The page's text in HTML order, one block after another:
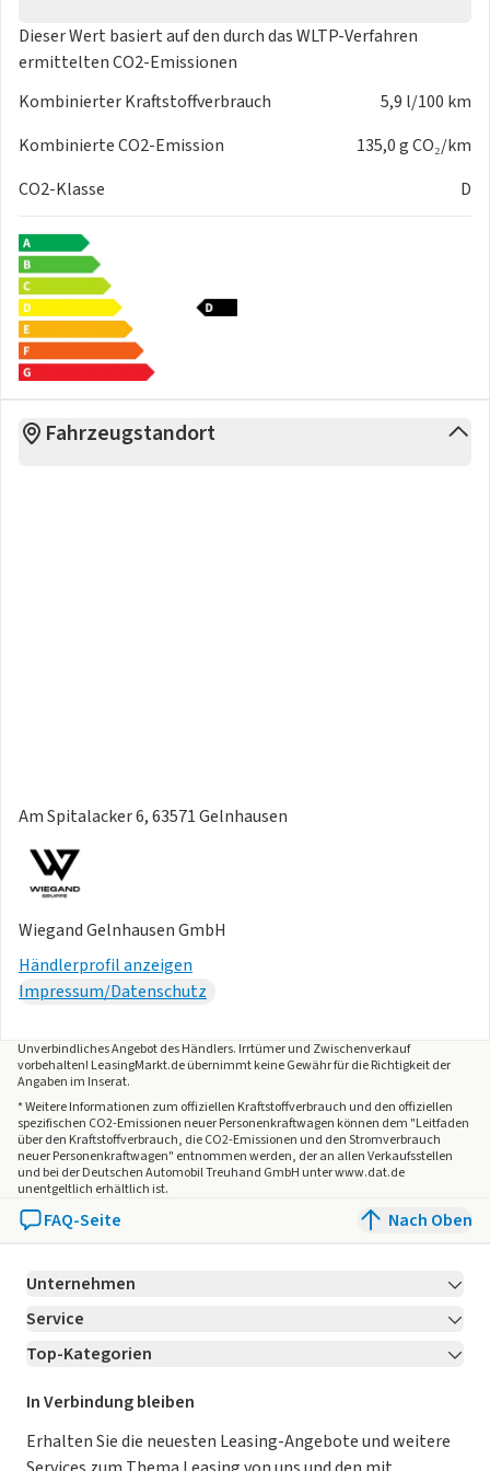
Dieser Wert basiert auf den durch dasWLTP-Verfahren
ermittelten CO2-Emissionen
Kombinierter Kraftstoffverbrauch
5,9 l/100 km
Kombinierte CO2-Emission
135,0 g CO₂/km
CO2-Klasse
D
Fahrzeugstandort
Am Spitalacker 6, 63571 Gelnhausen
Wiegand Gelnhausen GmbH
Händlerprofil anzeigen
Impressum/Datenschutz
Unverbindliches Angebot desHändlers. Irrtümer und Zwischenverkauf
vorbehalten! LeasingMarkt.de übernimmt keine Gewähr für die Richtigkeit der
Angaben im Inserat.
* Weitere Informationen zum offiziellen Kraftstoffverbrauch und den offiziellen
spezifischen CO2-Emissionen neuer Personenkraftwagen können dem "Leitfaden
über den Kraftstoffverbrauch, die CO2-Emissionen und den Stromverbrauch
neuer Personenkraftwagen" entnommen werden, der an allen Verkaufsstellen
und bei der Deutschen Automobil Treuhand GmbH unter www.dat.de
unentgeltlich erhältlich ist.
FAQ-Seite Nach Oben
Unternehmen
Über LeasingMarkt.de
Karriere Jetzt bewerben!
Für Händler
Kooperation mit AutoScout24
Service
Kontakt
Ratgeber
Magazin
Top-Kategorien
Leasing Deals
Gebrauchtwagen Leasing
In Verbindung bleiben
Erhalten Sie die neuesten Leasing-Angebote und weitere